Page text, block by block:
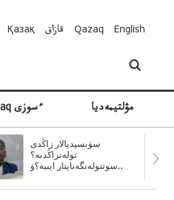
Қазақ قازاق Qazaq English
Qazaq ءسوزى مۋلتيمەديا
سۋبسيديالار زاڭدى
تولەنزاڭدىە؟
سوتتولەنگەناپتار ايىبە؟ۋ..